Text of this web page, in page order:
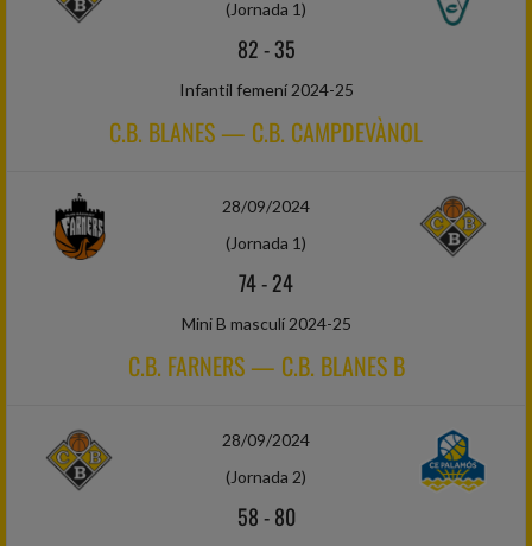
(Jornada 1)
82-35
Infantil femení 2024-25
C.B. BLANES — C.B. CAMPDEVÀNOL
28/09/2024
(Jornada 1)
74-24
Mini B masculí 2024-25
C.B. FARNERS — C.B. BLANES B
28/09/2024
(Jornada 2)
58-80